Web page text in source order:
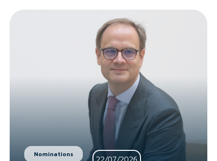
Nominations
22/07/2026